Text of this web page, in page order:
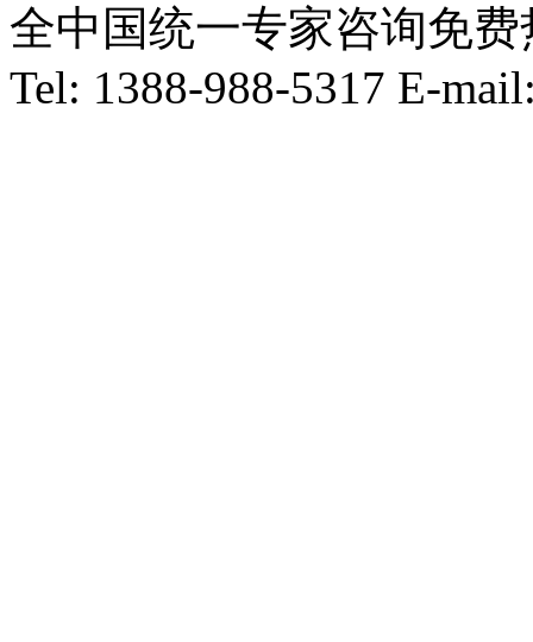
全中国统一专家咨询免费
Tel: 1388-988-5317 E-